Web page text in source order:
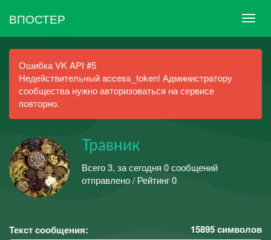
ВПОСТЕР
Ошибка VK API #5
Недействительный access_token! Администратору
сообщества нужно авторизоваться на сервисе
повторно.
Травник
Всего 3, за сегодня 0 сообщений
отправлено / Рейтинг 0
Текст сообщения: 15895символов